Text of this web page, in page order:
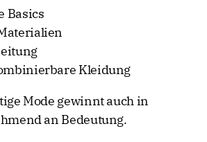
Basics
Kleidung
Mode gewinnt auch in
an Bedeutung.